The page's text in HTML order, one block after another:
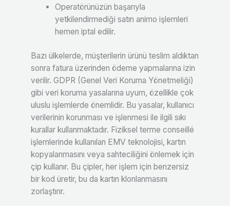
Operatörünüzün başarıyla
yetkilendirmediği satın animo işlemleri
hemen iptal edilir.
Bazı ülkelerde, müşterilerin ürünü teslim aldıktan
sonra fatura üzerinden ödeme yapmalarına izin
verilir. GDPR (Genel Veri Koruma Yönetmeliği)
gibi veri koruma yasalarına uyum, özellikle çok
uluslu işlemlerde önemlidir. Bu yasalar, kullanıcı
verilerinin korunması ve işlenmesi ile ilgili sıkı
kurallar kullanmaktadır. Fiziksel terme conseillé
işlemlerinde kullanılan EMV teknolojisi, kartın
kopyalanmasını veya sahteciliğini önlemek için
çip kullanır. Bu çipler, her işlem için benzersiz
bir kod üretir, bu da kartın klonlanmasını
zorlaştırır.